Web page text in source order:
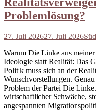
Problemlösung?
27. Juli 202627. Juli 2026
Warum Die Linke aus
Ideologie statt Realität: Das
Politik muss sich an der
Wunschvorstellungen.
Problem der Partei Die
wirtschaftlicher Schwäche,
angespannten